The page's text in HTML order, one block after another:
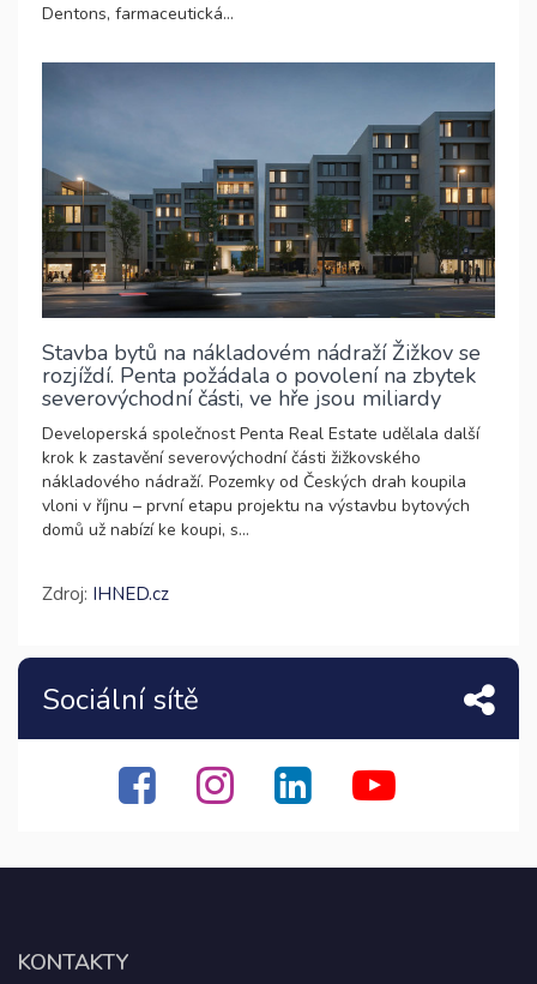
Dentons, farmaceutická...
Stavba bytů na nákladovém nádraží Žižkov se
rozjíždí. Penta požádala o povolení na zbytek
severovýchodní části, ve hře jsou miliardy
Developerská společnost Penta Real Estate udělala další
krok k zastavění severovýchodní části žižkovského
nákladového nádraží. Pozemky od Českých drah koupila
vloni v říjnu – první etapu projektu na výstavbu bytových
domů už nabízí ke koupi, s...
Zdroj: IHNED.cz
Sociální sítě
KONTAKTY